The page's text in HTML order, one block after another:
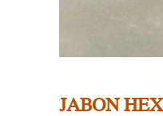
JABON